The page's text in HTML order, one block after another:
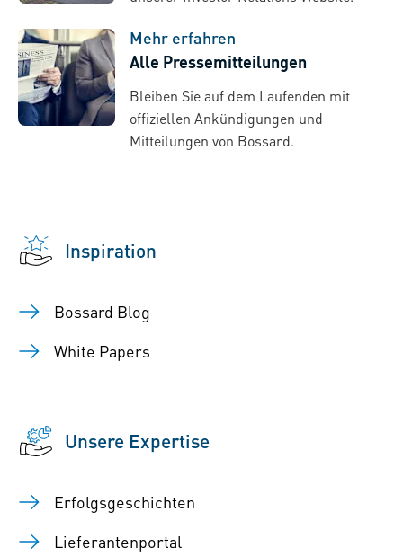
Mehr erfahren
Alle Pressemitteilungen
Bleiben Sie auf dem Laufenden mit
offiziellen Ankündigungen und
Mitteilungen von Bossard.
Inspiration
Bossard Blog
White Papers
Unsere Expertise
Erfolgsgeschichten
Lieferantenportal